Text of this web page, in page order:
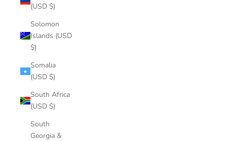
(USD $)
Solomon
Islands (USD
$)
Somalia
(USD $)
South Africa
(USD $)
South
Georgia &